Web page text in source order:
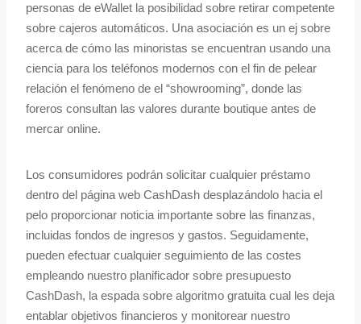
personas de eWallet la posibilidad sobre retirar competente
sobre cajeros automáticos. Una asociación es un ej sobre
acerca de cómo las minoristas se encuentran usando una
ciencia para los teléfonos modernos con el fin de pelear
relación el fenómeno de el “showrooming”, donde las
foreros consultan las valores durante boutique antes de
mercar online.
Los consumidores podrán solicitar cualquier préstamo
dentro del página web CashDash desplazándolo hacia el
pelo proporcionar noticia importante sobre las finanzas,
incluidas fondos de ingresos y gastos. Seguidamente,
pueden efectuar cualquier seguimiento de las costes
empleando nuestro planificador sobre presupuesto
CashDash, la espada sobre algoritmo gratuita cual les deja
entablar objetivos financieros y monitorear nuestro